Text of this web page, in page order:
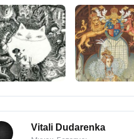
Vitali Dudarenka